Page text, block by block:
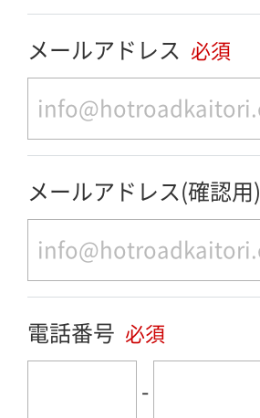
メールアドレス 必須
メールアドレス(確認用)
電話番号 必須
-